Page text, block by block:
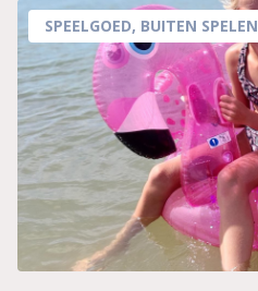
SPEELGOED, BUITEN SPELEN